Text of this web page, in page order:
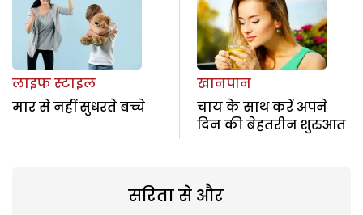
लाइफ स्टाइल
मार से नहीं सुधरते बच्चे
खानपान
चाय के साथ करें अपने
दिन की बेहतरीन शुरुआत
सरिता से और